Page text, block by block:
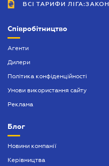
ВСІ ТАРИФИ ЛІГА:ЗАКОН
Співробітництво
Агенти
Дилери
Політика конфіденційності
Умови використання сайту
Реклама
Блог
Новини компанії
Керівництва